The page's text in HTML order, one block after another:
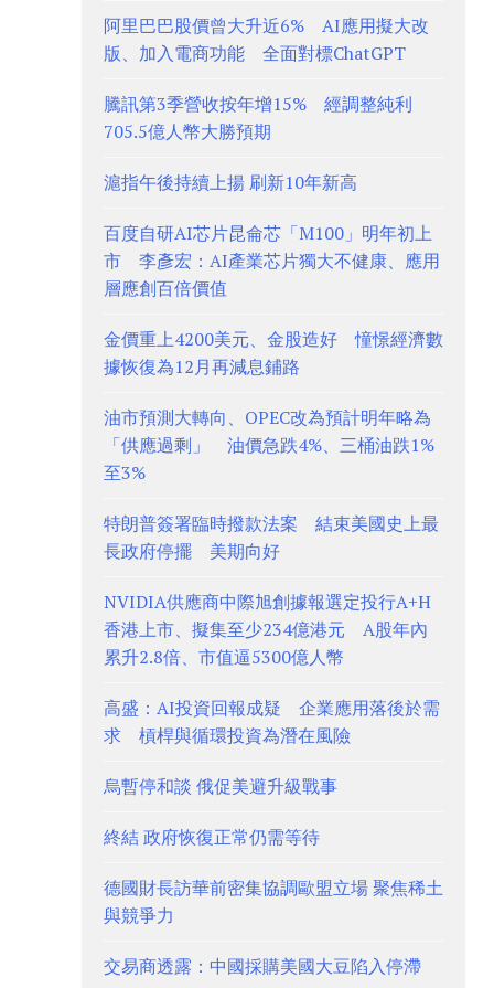
阿里巴巴股價曾大升近6% AI應用擬大改
版、加入電商功能 全面對標ChatGPT
騰訊第3季營收按年增15% 經調整純利
705.5億人幣大勝預期
滬指午後持續上揚 刷新10年新高
百度自研AI芯片昆侖芯「M100」明年初上
市 李彥宏：AI產業芯片獨大不健康、應用
層應創百倍價值
金價重上4200美元、金股造好 憧憬經濟數
據恢復為12月再減息鋪路
油市預測大轉向、OPEC改為預計明年略為
「供應過剩」 油價急跌4%、三桶油跌1%
至3%
特朗普簽署臨時撥款法案 結束美國史上最
長政府停擺 美期向好
NVIDIA供應商中際旭創據報選定投行A+H
香港上市、擬集至少234億港元 A股年內
累升2.8倍、市值逼5300億人幣
高盛：AI投資回報成疑 企業應用落後於需
求 槓桿與循環投資為潛在風險
烏暫停和談 俄促美避升級戰事
終結 政府恢復正常仍需等待
德國財長訪華前密集協調歐盟立場 聚焦稀土
與競爭力
交易商透露：中國採購美國大豆陷入停滯